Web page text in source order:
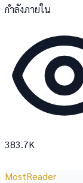
กำลังภายใน
383.7K
MostReader